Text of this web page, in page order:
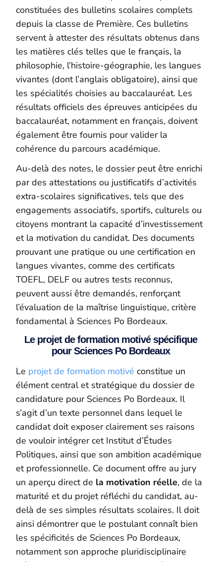
constituées des bulletins scolaires complets
depuis la classe de Première. Ces bulletins
servent à attester des résultats obtenus dans
les matières clés telles que le français, la
philosophie, l’histoire-géographie, les langues
vivantes (dont l’anglais obligatoire), ainsi que
les spécialités choisies au baccalauréat. Les
résultats officiels des épreuves anticipées du
baccalauréat, notamment en français, doivent
également être fournis pour valider la
cohérence du parcours académique.
Au-delà des notes, le dossier peut être enrichi
par des attestations ou justificatifs d’activités
extra-scolaires significatives, tels que des
engagements associatifs, sportifs, culturels ou
citoyens montrant la capacité d’investissement
et la motivation du candidat. Des documents
prouvant une pratique ou une certification en
langues vivantes, comme des certificats
TOEFL, DELF ou autres tests reconnus,
peuvent aussi être demandés, renforçant
l’évaluation de la maîtrise linguistique, critère
fondamental à Sciences Po Bordeaux.
Le projet de formation motivé spécifique
pour Sciences Po Bordeaux
Le projet de formation motivé constitue un
élément central et stratégique du dossier de
candidature pour Sciences Po Bordeaux. Il
s’agit d’un texte personnel dans lequel le
candidat doit exposer clairement ses raisons
de vouloir intégrer cet Institut d’Études
Politiques, ainsi que son ambition académique
et professionnelle. Ce document offre au jury
un aperçu direct de la motivation réelle, de la
maturité et du projet réfléchi du candidat, au-
delà de ses simples résultats scolaires. Il doit
ainsi démontrer que le postulant connaît bien
les spécificités de Sciences Po Bordeaux,
notamment son approche pluridisciplinaire